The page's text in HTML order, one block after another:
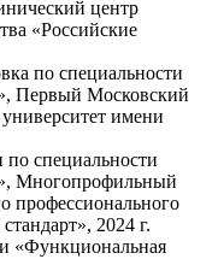
центр
«Российские
по специальности
Первый Московский
имени
специальности
Многопрофильный
профессионального
2024 г.
«Функциональная